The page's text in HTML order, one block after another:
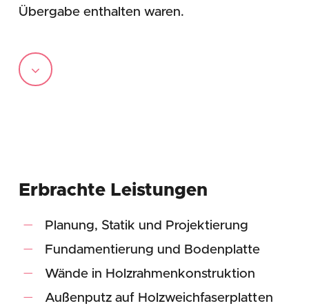
Übergabe enthalten waren.
Navigate
Erbrachte Leistungen
Planung, Statik und Projektierung
Fundamentierung und Bodenplatte
Wände in Holzrahmenkonstruktion
Außenputz auf Holzweichfaserplatten